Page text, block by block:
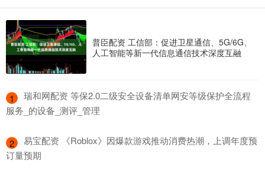
普臣配资 工信部：促进卫星通信、5G/6G、
人工智能等新一代信息通信技术深度互融
1
​瑞和网配资 等保2.0二级安全设备清单网安等级保护全流程
服务_的设备_测评_管理
2
​易宝配资 《Roblox》因爆款游戏推动消费热潮，上调年度预
订量预期